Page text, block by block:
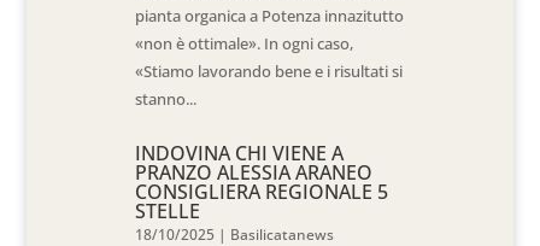
pianta organica a Potenza innazitutto
«non è ottimale». In ogni caso,
«Stiamo lavorando bene e i risultati si
stanno...
INDOVINA CHI VIENE A
PRANZO ALESSIA ARANEO
CONSIGLIERA REGIONALE 5
STELLE
18/10/2025 | Basilicatanews